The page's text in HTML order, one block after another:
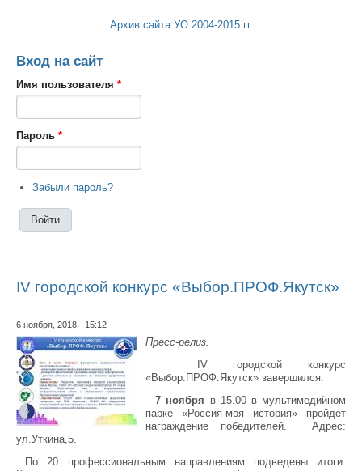
Архив сайта УО 2004-2015 гг.
Вход на сайт
Имя пользователя *
Пароль *
Забыли пароль?
IV городской конкурс «Выбор.ПРОФ.Якутск»
6 ноября, 2018 - 15:12
Пресс-релиз.
IV городской конкурс
«Выбор.ПРОФ.Якутск» завершился.
7 ноября в 15.00 в мультимедийном
парке «Россия-моя история» пройдет
награждение победителей.
Адрес:
ул.Уткина,5.
По 20 профессиональным направлениям подведены итоги.